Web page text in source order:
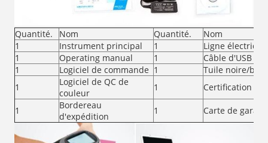
Quantité. Nom Quantité.
Nom
1
Instrument principal 1
Ligne électrique
1
Operating manual 1
Câble d'USB
1
Logiciel de commande 1
Tuile noire/
1
Logiciel de QC de
couleur
1 Certification de
1
Bordereau
d'expédition
1 Carte de